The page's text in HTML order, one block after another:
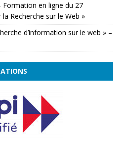
en ligne du 27
Recherche sur le Web »
d’information sur le web » –